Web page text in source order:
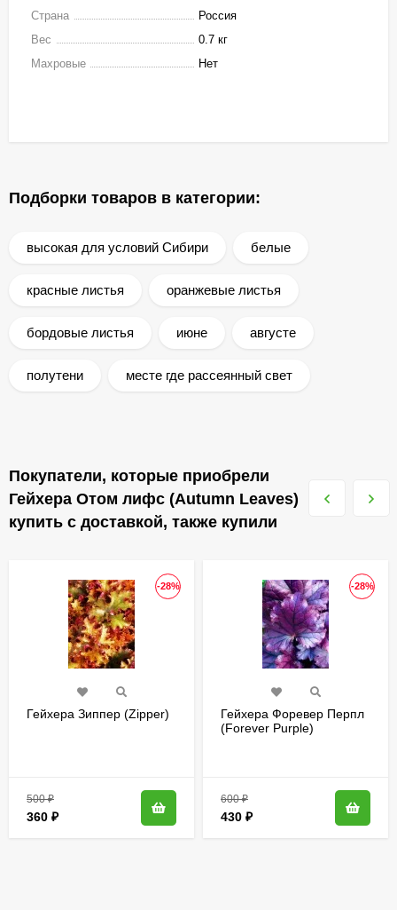
Страна
Россия
Вес
0.7 кг
Махровые
Нет
Подборки товаров в категории:
высокая для условий Сибири белые
красные листья оранжевые листья
бордовые листья июне августе
полутени месте где рассеянный свет
Покупатели, которые приобрели
Гейхера Отом лифс (Autumn Leaves)
купить с доставкой, также купили
-28%
Гейхера Зиппер (Zipper)
500₽
360 ₽
-28%
Гейхера Форевер Перпл
(Forever Purple)
600₽
430 ₽